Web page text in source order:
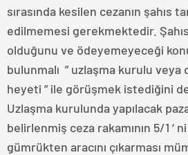
sırasında kesilen cezanın şahıs
edilmemesi gerekmektedir.
olduğunu ve ödeyemeyeceği
bulunmalı ” uzlaşma kurulu veya
heyeti ” ile görüşmek istediğini
Uzlaşma kurulunda yapılacak
belirlenmiş ceza rakamının 5/1 ‘
gümrükten aracını çıkarması